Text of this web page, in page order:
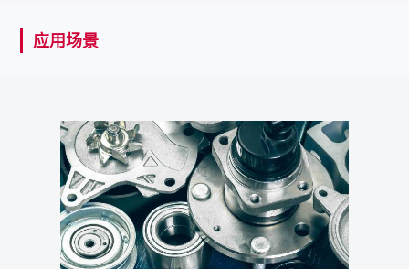
耐水冲刷性
去除方式
PR05088CR去除
自生产日起10年
产品描述
应用场景